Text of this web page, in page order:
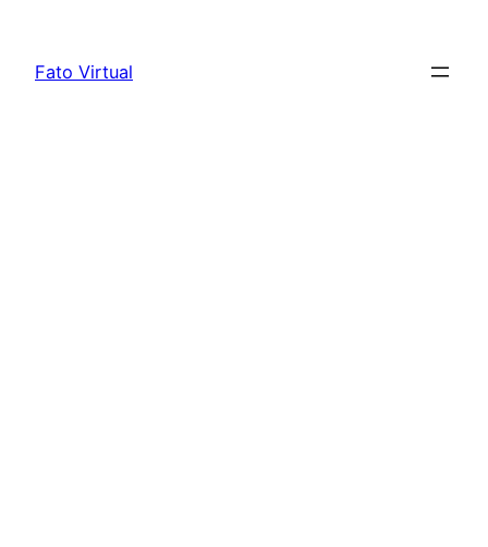
content
Fato Virtual